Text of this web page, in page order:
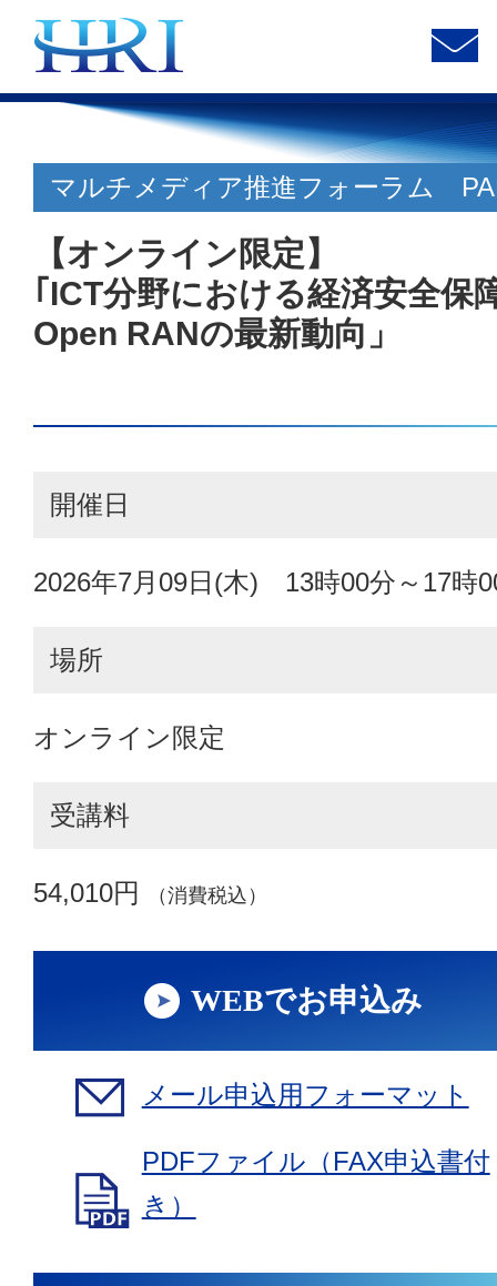
マルチメディア推進フォーラム
【オンライン限定】
｢ICT分野における経済安全保
Open RANの最新動向」
WEBでお申込み
メール申込用フォーマット
PDFファイル（FAX申込書付
き）
開催日
2026年7月09日(木) 13時00分～17時
場所
オンライン限定
受講料
54,010円 （消費税込）